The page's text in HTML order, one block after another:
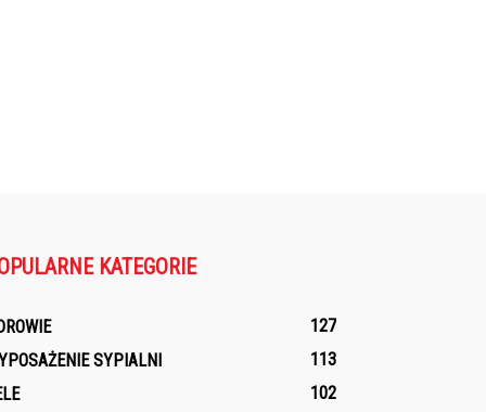
KATEGORIE
127
SYPIALNI
113
102